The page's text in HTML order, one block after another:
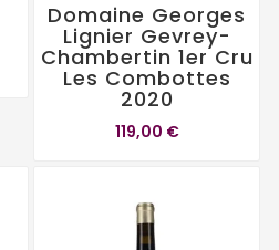
Domaine Georges
Lignier Gevrey-
Chambertin 1er Cru
Les Combottes
2020
119,00 €